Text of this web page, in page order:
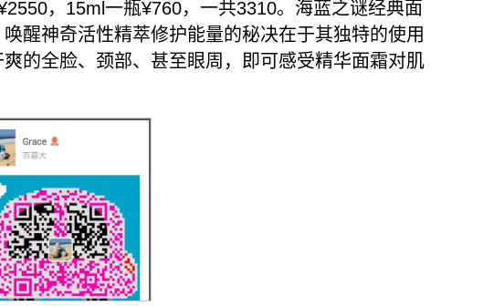
，15ml一瓶¥760，一共3310。海蓝之谜经典面
醒神奇活性精萃修护能量的秘决在于其独特的使用
的全脸、颈部、甚至眼周，即可感受精华面霜对肌